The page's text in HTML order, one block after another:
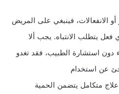
أو الانفعالات، فينبغي على المريض
فعل يتطلب الانتباه. يجب ألا
دون استشارة الطبيب، فقد تغدو
عن استخدام
علاج متكامل يتضمن الحمية